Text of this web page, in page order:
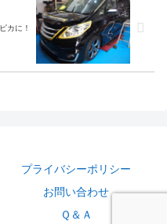
カに！
プライバシーポリシー
お問い合わせ
Ｑ＆Ａ